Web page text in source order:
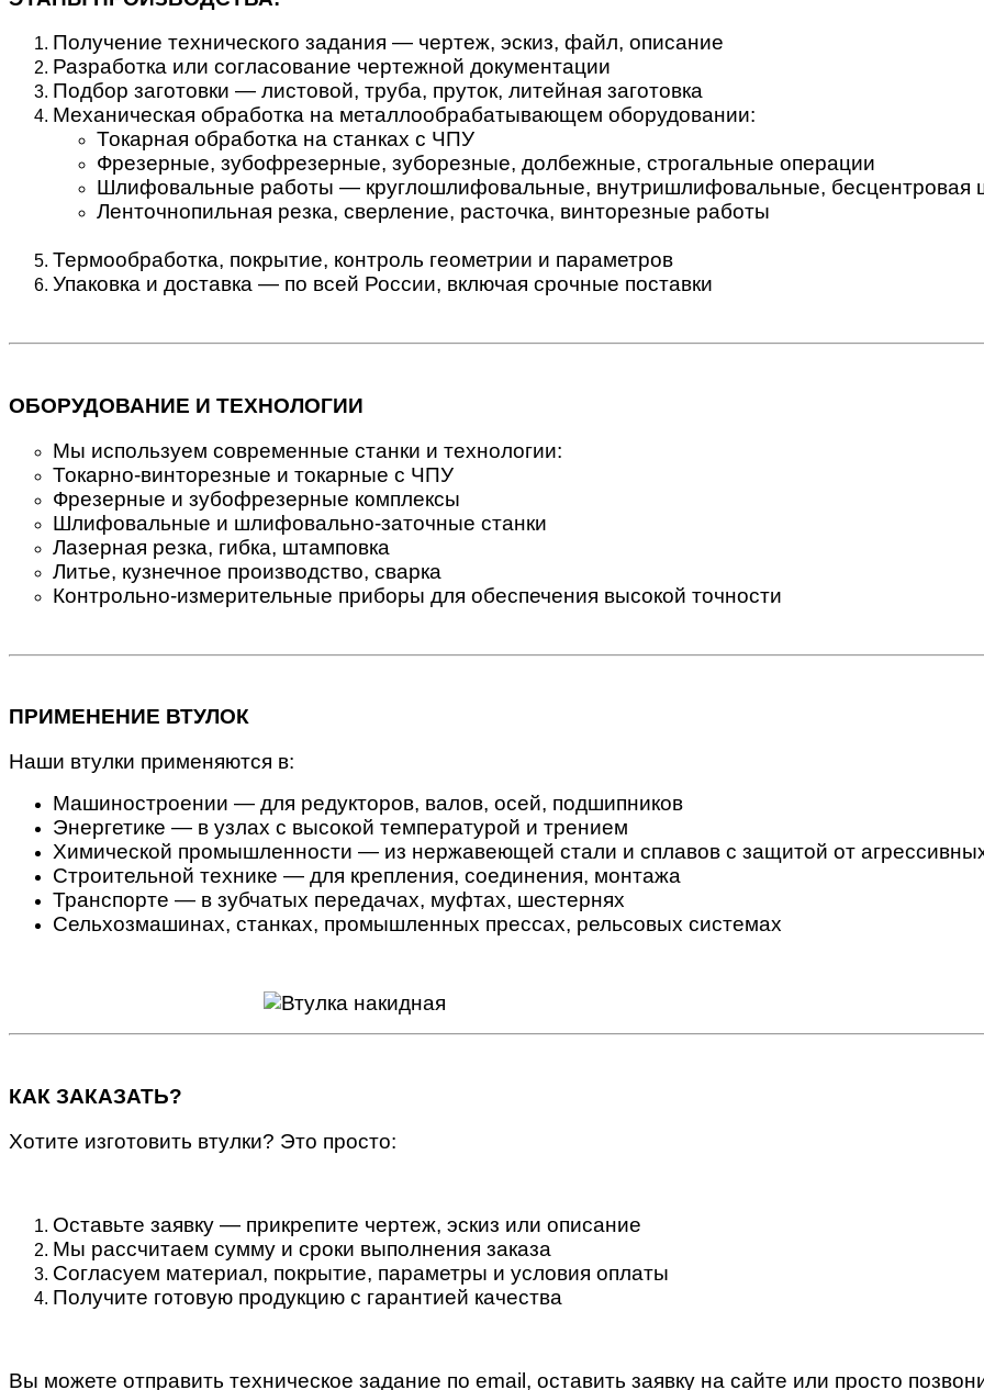
Получение технического задания — чертеж, эскиз, файл, описание
Разработка или согласование чертежной документации
Подбор заготовки — листовой, труба, пруток, литейная заготовка
Механическая обработка на металлообрабатывающем оборудовании:
Токарная обработка на станках с ЧПУ
Фрезерные, зубофрезерные, зуборезные, долбежные, строгальные операции
Шлифовальные работы — круглошлифовальные, внутришлифовальные, бесцентровая
Ленточнопильная резка, сверление, расточка, винторезные работы
Термообработка, покрытие, контроль геометрии и параметров
Упаковка и доставка — по всей России, включая срочные поставки
ОБОРУДОВАНИЕ И ТЕХНОЛОГИИ
Мы используем современные станки и технологии:
Токарно-винторезные и токарные с ЧПУ
Фрезерные и зубофрезерные комплексы
Шлифовальные и шлифовально-заточные станки
Лазерная резка, гибка, штамповка
Литье, кузнечное производство, сварка
Контрольно-измерительные приборы для обеспечения высокой точности
ПРИМЕНЕНИЕ ВТУЛОК
Наши втулки применяются в:
Машиностроении — для редукторов, валов, осей, подшипников
Энергетике — в узлах с высокой температурой и трением
Химической промышленности — из нержавеющей стали и сплавов с защитой от
Строительной технике — для крепления, соединения, монтажа
Транспорте — в зубчатых передачах, муфтах, шестернях
Сельхозмашинах, станках, промышленных прессах, рельсовых системах
КАК ЗАКАЗАТЬ?
Хотите изготовить втулки? Это просто:
Оставьте заявку — прикрепите чертеж, эскиз или описание
Мы рассчитаем сумму и сроки выполнения заказа
Согласуем материал, покрытие, параметры и условия оплаты
Получите готовую продукцию с гарантией качества
Вы можете отправить техническое задание по email, оставить заявку на сайте или просто